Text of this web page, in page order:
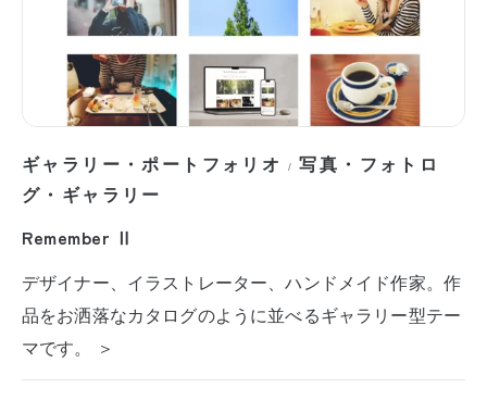
ギャラリー・ポートフォリオ /写真・フォトロ
グ・ギャラリー
Remember Ⅱ
デザイナー、イラストレーター、ハンドメイド作家。作
品をお洒落なカタログのように並べるギャラリー型テー
マです。 ＞